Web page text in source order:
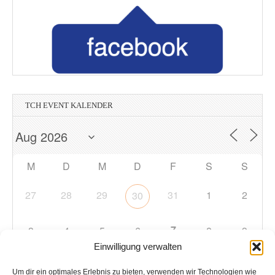
Einwilligung verwalten
Um dir ein optimales Erlebnis zu bieten, verwenden wir Technologien wie
TCH EVENT KALENDER
M D M D F S S
27 28 29 30 31 1 2
3 4 5 6 7 8 9
10 11 12 13 14 15